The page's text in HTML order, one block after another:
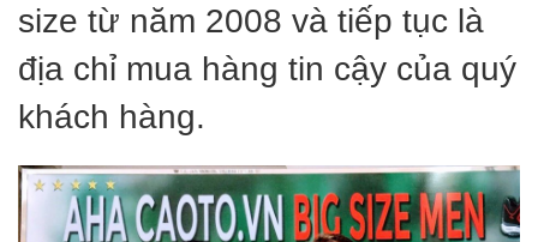
size từ năm 2008 và tiếp tục là
địa chỉ mua hàng tin cậy của quý
khách hàng.